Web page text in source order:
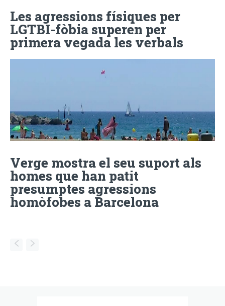
Les agressions físiques per
LGTBI-fòbia superen per
primera vegada les verbals
Verge mostra el seu suport als
homes que han patit
presumptes agressions
homòfobes a Barcelona